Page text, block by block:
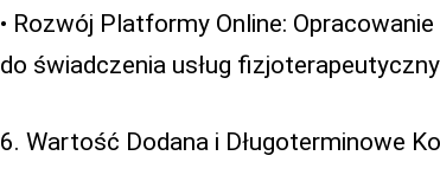
• Rozwój Platformy Online:
do świadczenia usług
6. Wartość Dodana i Długoterminowe